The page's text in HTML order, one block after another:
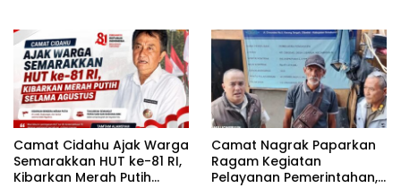
Camat Cidahu Ajak Warga
Semarakkan HUT ke-81 RI,
Kibarkan Merah Putih
Camat Nagrak Paparkan
Ragam Kegiatan
Pelayanan Pemerintahan,